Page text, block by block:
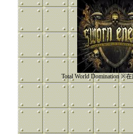
Total World Domination ※